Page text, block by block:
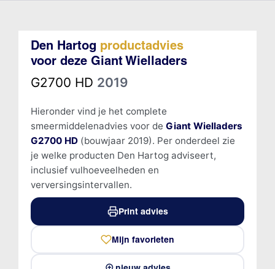
Producten
Kennisbank
Den Hartog productadvies
voor deze Giant Wielladers
G2700 HD 2019
Hieronder vind je het complete
smeermiddelenadvies voor de Giant Wielladers
G2700 HD(bouwjaar 2019). Per onderdeel zie
je welke producten Den Hartog adviseert,
inclusief vulhoeveelheden en
verversingsintervallen.
Print advies
Mijn favorieten